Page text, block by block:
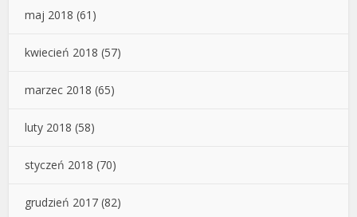
maj 2018 (61)
kwiecień 2018 (57)
marzec 2018 (65)
luty 2018 (58)
styczeń 2018 (70)
grudzień 2017 (82)